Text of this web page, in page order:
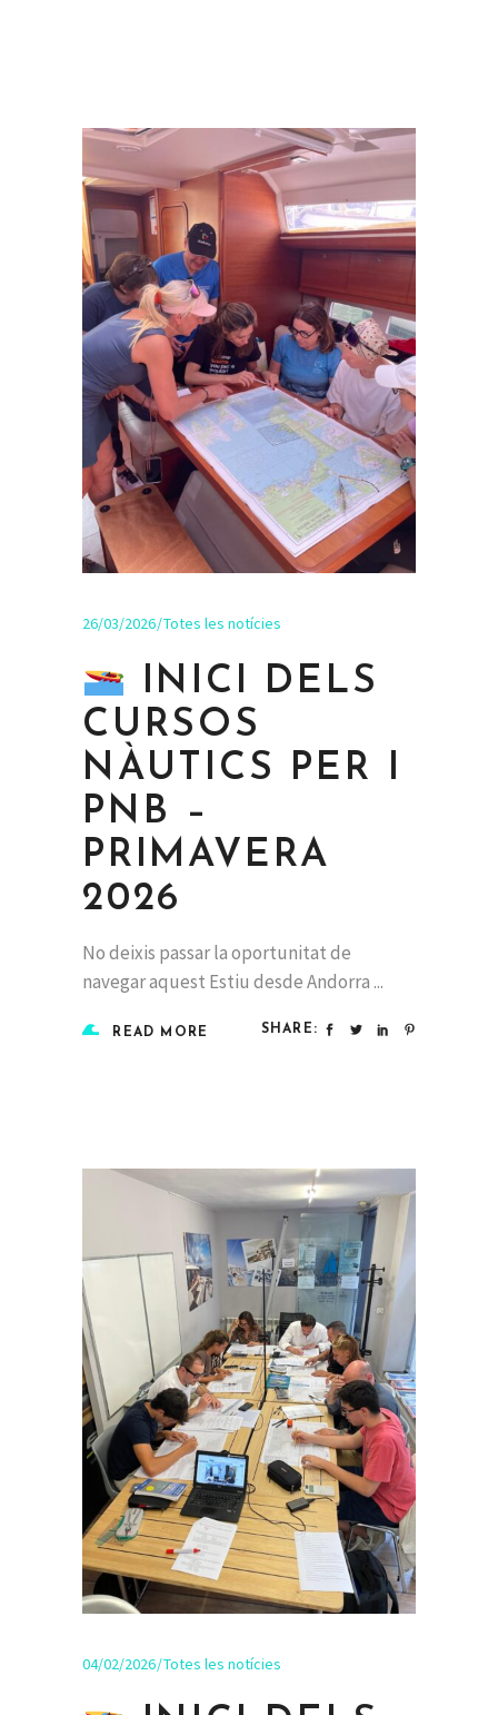
26/03/2026 Totes les notícies
INICI DELS
CURSOS
NÀUTICS PER I
PNB –
PRIMAVERA
2026
No deixis passar la oportunitat de
navegar aquest Estiu desde Andorra
READ MORE SHARE:
04/02/2026 Totes les notícies